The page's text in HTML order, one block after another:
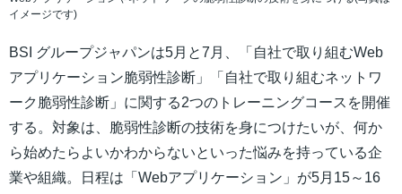
イメージです)
BSI グループジャパンは5月と7月、「自社で取り組むWeb
アプリケーション脆弱性診断」「自社で取り組むネットワ
ーク脆弱性診断」に関する2つのトレーニングコースを開催
する。対象は、脆弱性診断の技術を身につけたいが、何か
ら始めたらよいかわからないといった悩みを持っている企
業や組織。日程は「Webアプリケーション」が5月15～16